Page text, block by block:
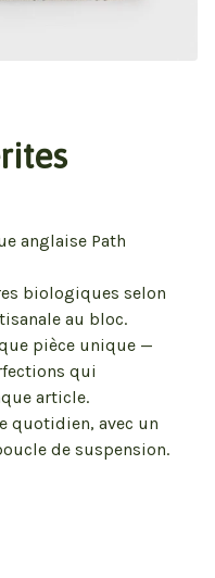
anglaise Path
biologiques selon
au bloc.
pièce unique —
qui
article.
quotidien, avec un
de suspension.